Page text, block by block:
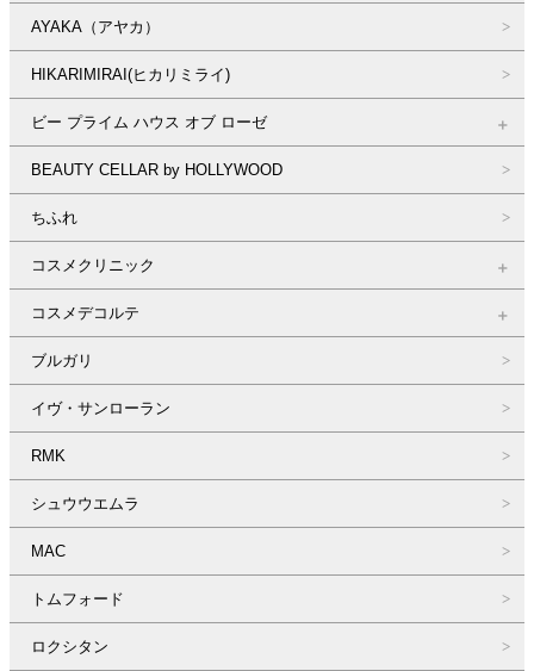
AYAKA（アヤカ）
HIKARIMIRAI(ヒカリミライ)
ビー プライム ハウス オブ ローゼ
BEAUTY CELLAR by HOLLYWOOD
ちふれ
コスメクリニック
コスメデコルテ
ブルガリ
イヴ・サンローラン
RMK
シュウウエムラ
MAC
トムフォード
ロクシタン